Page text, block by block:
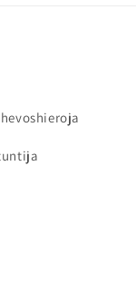
voidaan
sillä ne